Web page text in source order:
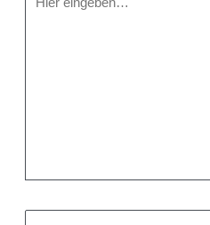
eingeben…